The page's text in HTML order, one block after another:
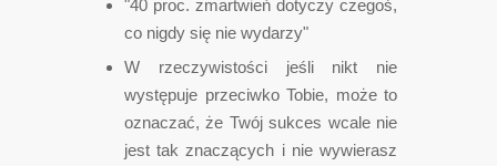
"40 proc. zmartwień dotyczy czegoś,
co nigdy się nie wydarzy"
W rzeczywistości jeśli nikt nie
występuje przeciwko Tobie, może to
oznaczać, że Twój sukces wcale nie
jest tak znaczących i nie wywierasz